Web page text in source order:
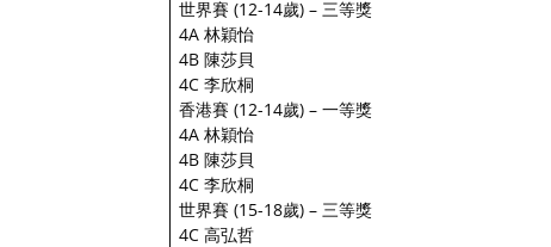
世界賽 (12-14歲) – 三等獎
4A 林穎怡
4B 陳莎貝
4C 李欣桐
香港賽 (12-14歲) – 一等獎
4A 林穎怡
4B 陳莎貝
4C 李欣桐
世界賽 (15-18歲) – 三等獎
4C 高弘哲